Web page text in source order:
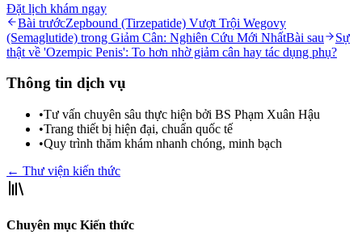
Đặt lịch khám ngay
Bài trướcZepbound (Tirzepatide) Vượt Trội Wegovy
(Semaglutide) trong Giảm Cân: Nghiên Cứu Mới NhấtBài sau
Sự
thật về 'Ozempic Penis': To hơn nhờ giảm cân hay tác dụng phụ?
Thông tin dịch vụ
•Tư vấn chuyên sâu thực hiện bởi BS Phạm Xuân Hậu
•Trang thiết bị hiện đại, chuẩn quốc tế
•Quy trình thăm khám nhanh chóng, minh bạch
← Thư viện kiến thức
Chuyên mục Kiến thức